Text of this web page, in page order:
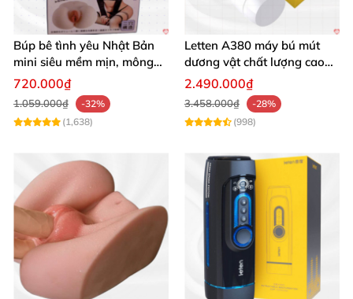
Búp bê tình yêu Nhật Bản
mini siêu mềm mịn, mông
tròn quyến rũ
720.000₫
1.059.000₫
-32%
(1,638)
Letten A380 máy bú mút
dương vật chất lượng cao
giá tốt
2.490.000₫
3.458.000₫
-28%
(998)